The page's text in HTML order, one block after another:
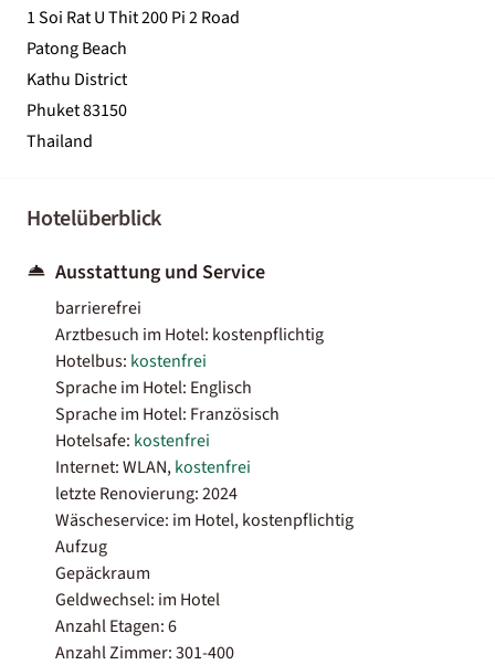
1 Soi Rat U Thit 200 Pi 2 Road
Patong Beach
Kathu District
Phuket 83150
Thailand
Hotelüberblick
Ausstattung und Service
barrierefrei
Arztbesuch im Hotel: kostenpflichtig
Hotelbus: kostenfrei
Sprache im Hotel: Englisch
Sprache im Hotel: Französisch
Hotelsafe: kostenfrei
Internet: WLAN,kostenfrei
letzte Renovierung: 2024
Wäscheservice: im Hotel, kostenpflichtig
Aufzug
Gepäckraum
Geldwechsel: im Hotel
Anzahl Etagen: 6
Anzahl Zimmer: 301-400